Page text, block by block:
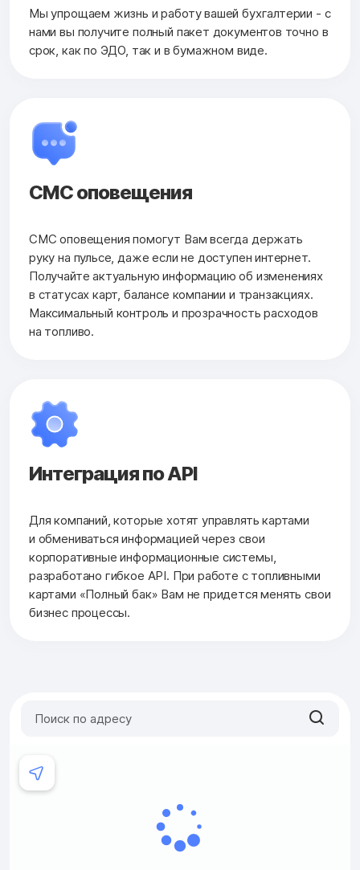
Мы упрощаем жизнь и работу вашей бухгалтерии - с
нами вы получите полный пакет документов точно в
срок, как по ЭДО, так и в бумажном виде.
СМС оповещения
СМС оповещения помогут Вам всегда держать
руку на пульсе, даже если не доступен интернет.
Получайте актуальную информацию об изменениях
в статусах карт, балансе компании и транзакциях.
Максимальный контроль и прозрачность расходов
на топливо.
Интеграция по API
Для компаний, которые хотят управлять картами
и обмениваться информацией через свои
корпоративные информационные системы,
разработано гибкое API. При работе с топливными
картами «Полный бак» Вам не придется менять свои
бизнес процессы.